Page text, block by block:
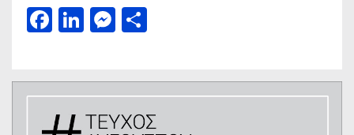
Facebook
LinkedIn
Messenger